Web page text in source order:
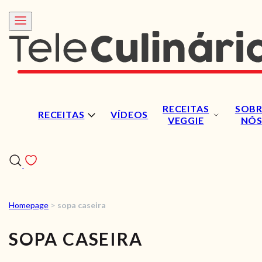
RECEITAS VÍDEOS
RECEITAS
VEGGIE
NÓS
VÍDEOS
Homepage > sopa caseira
SOPA CASEIRA